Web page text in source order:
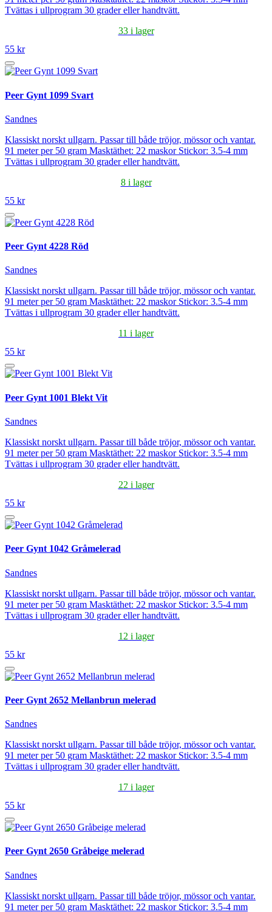
Tvättas i ullprogram 30 grader eller handtvätt.
33 i lager
55 kr
Peer Gynt 1099 Svart
Sandnes
Klassiskt norskt ullgarn. Passar till både tröjor, mössor och vantar.
91 meter per 50 gram Masktäthet: 22 maskor Stickor: 3.5-4 mm
Tvättas i ullprogram 30 grader eller handtvätt.
8 i lager
55 kr
Peer Gynt 4228 Röd
Sandnes
Klassiskt norskt ullgarn. Passar till både tröjor, mössor och vantar.
91 meter per 50 gram Masktäthet: 22 maskor Stickor: 3.5-4 mm
Tvättas i ullprogram 30 grader eller handtvätt.
11 i lager
55 kr
Peer Gynt 1001 Blekt Vit
Sandnes
Klassiskt norskt ullgarn. Passar till både tröjor, mössor och vantar.
91 meter per 50 gram Masktäthet: 22 maskor Stickor: 3.5-4 mm
Tvättas i ullprogram 30 grader eller handtvätt.
22 i lager
55 kr
Peer Gynt 1042 Gråmelerad
Sandnes
Klassiskt norskt ullgarn. Passar till både tröjor, mössor och vantar.
91 meter per 50 gram Masktäthet: 22 maskor Stickor: 3.5-4 mm
Tvättas i ullprogram 30 grader eller handtvätt.
12 i lager
55 kr
Peer Gynt 2652 Mellanbrun melerad
Sandnes
Klassiskt norskt ullgarn. Passar till både tröjor, mössor och vantar.
91 meter per 50 gram Masktäthet: 22 maskor Stickor: 3.5-4 mm
Tvättas i ullprogram 30 grader eller handtvätt.
17 i lager
55 kr
Peer Gynt 2650 Gråbeige melerad
Sandnes
Klassiskt norskt ullgarn. Passar till både tröjor, mössor och vantar.
91 meter per 50 gram Masktäthet: 22 maskor Stickor: 3.5-4 mm